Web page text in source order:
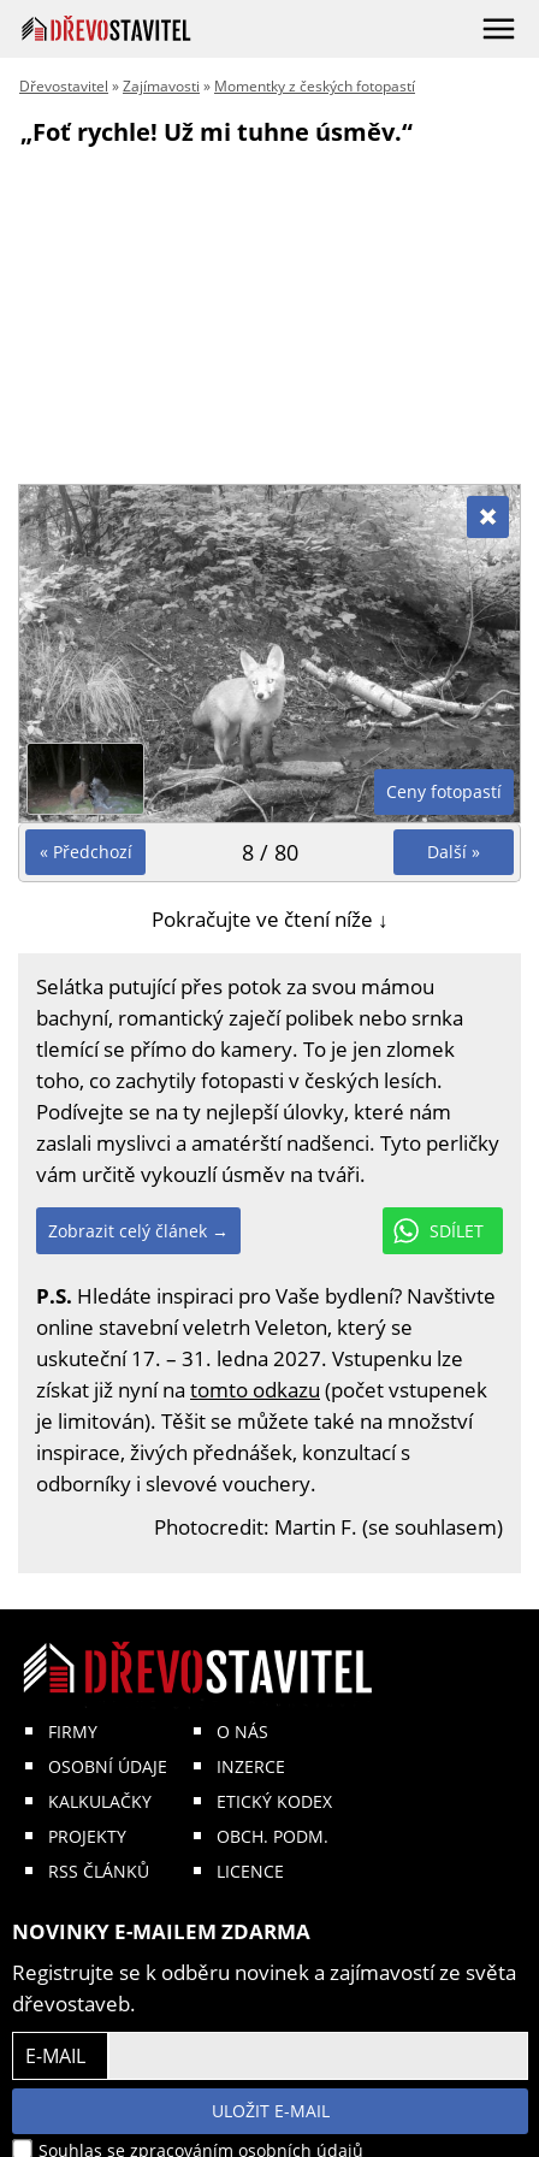
Dřevostavitel »Zajímavosti » Momentky z českých fotopastí
„Foť rychle! Už mi tuhne úsměv.“
Ceny fotopastí
« Předchozí Další »
8 / 80
Pokračujte ve čtení níže ↓
Selátka putující přes potok za svou mámou
bachyní, romantický zaječí polibek nebo srnka
tlemící se přímo do kamery. To je jen zlomek
toho, co zachytily fotopasti v českých lesích.
Podívejte se na ty nejlepší úlovky, které nám
zaslali myslivci a amatérští nadšenci. Tyto perličky
vám určitě vykouzlí úsměv na tváři.
SDÍLET
Zobrazit celý článek →
P.S. Hledáte inspiraci pro Vaše bydlení? Navštivte
online stavební veletrh Veleton, který se
uskuteční 17. – 31. ledna 2027. Vstupenku lze
získat již nyní na tomto odkazu (počet vstupenek
je limitován). Těšit se můžete také na množství
inspirace, živých přednášek, konzultací s
odborníky i slevové vouchery.
Photocredit: Martin F. (se souhlasem)
FIRMY
OSOBNÍ ÚDAJE
KALKULAČKY
PROJEKTY
RSS ČLÁNKŮ
O NÁS
INZERCE
ETICKÝ KODEX
OBCH. PODM.
LICENCE
NOVINKY E-MAILEM ZDARMA
Registrujte se k odběru novinek a zajímavostí ze světa
dřevostaveb.
E-MAIL
ULOŽIT E-MAIL
Souhlas se zpracováním osobních údajů